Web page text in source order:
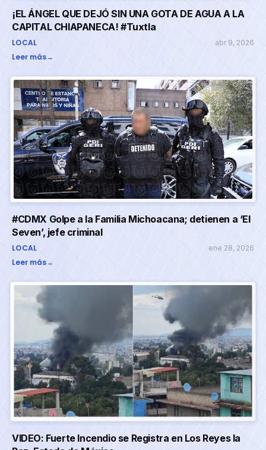
¡EL ÁNGEL QUE DEJÓ SIN UNA GOTA DE AGUA A LA
CAPITAL CHIAPANECA! #Tuxtla
LOCAL abr 9, 2026
Leer más→
#CDMX Golpe a la Familia Michoacana; detienen a ‘El
Seven’, jefe criminal
LOCAL ene 28, 2026
Leer más→
VIDEO: Fuerte Incendio se Registra en Los Reyes la